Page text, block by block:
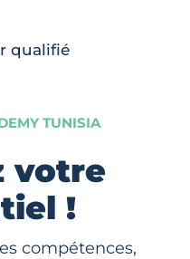
qualifié
TUNISIA
votre
!
compétences,